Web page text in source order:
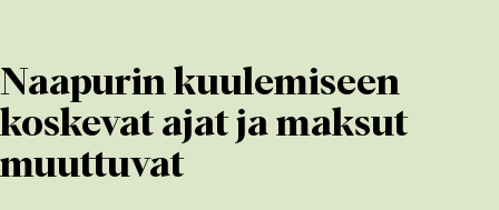
Naapurin kuulemiseen
koskevat ajat ja maksut
muuttuvat